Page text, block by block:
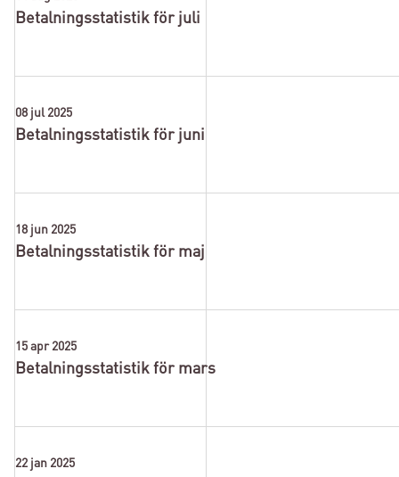
Betalningsstatistik för juli
08 jul 2025
Betalningsstatistik för juni
18 jun 2025
Betalningsstatistik för maj
15 apr 2025
Betalningsstatistik för mars
22 jan 2025